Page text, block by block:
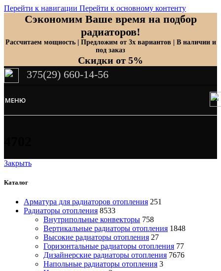
Перейти к навигации Перейти к основному контенту
Сэкономим Ваше время на подбор
радиаторов!
Рассчитаем мощность | Предложим от 3х вариантов | В наличии и
под заказ
Скидки от 5%
375(29) 660-14-56
МЕНЮ
Закрыть
Каталог
Арматура для радиаторов отопления 251
Радиаторы отопления 8533
Внутрипольные конвекторы 758
Вертикальные радиаторы отопления 1848
Высокие радиаторы отопления 27
Горизонтальные радиаторы отопления 77
Дизайнерские радиаторы отопления 7676
Напольные радиаторы отопления 3